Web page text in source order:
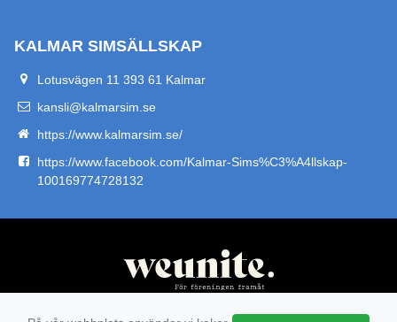
KALMAR SIMSÄLLSKAP
Lotusvägen 11 393 61 Kalmar
kansli@kalmarsim.se
https://www.kalmarsim.se/
https://www.facebook.com/Kalmar-Sims%C3%A4llskap-
100169774728132